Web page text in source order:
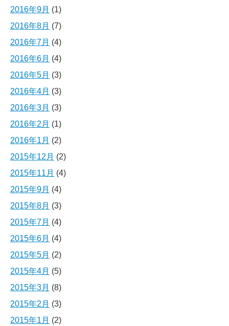
2016年9月 (1)
2016年8月 (7)
2016年7月 (4)
2016年6月 (4)
2016年5月 (3)
2016年4月 (3)
2016年3月 (3)
2016年2月 (1)
2016年1月 (2)
2015年12月 (2)
2015年11月 (4)
2015年9月 (4)
2015年8月 (3)
2015年7月 (4)
2015年6月 (4)
2015年5月 (2)
2015年4月 (5)
2015年3月 (8)
2015年2月 (3)
2015年1月 (2)